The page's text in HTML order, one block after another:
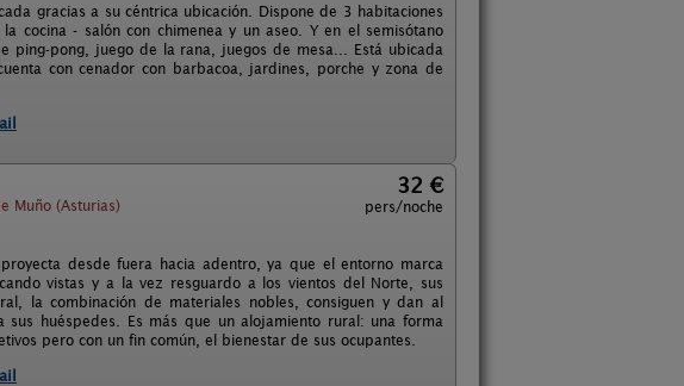
gracias a su céntrica ubicación. Dispone de 3 habitaciones
cocina - salón con chimenea y un aseo. Y en el semisótano
pong, juego de la rana, juegos de mesa... Está ubicada
con cenador con barbacoa, jardines, porche y zona de
Muño (Asturias)
32 €
pers/noche
desde fuera hacia adentro, ya que el entorno marca
vistas y a la vez resguardo a los vientos del Norte, sus
la combinación de materiales nobles, consiguen y dan al
huéspedes. Es más que un alojamiento rural: una forma
pero con un fin común, el bienestar de sus ocupantes.